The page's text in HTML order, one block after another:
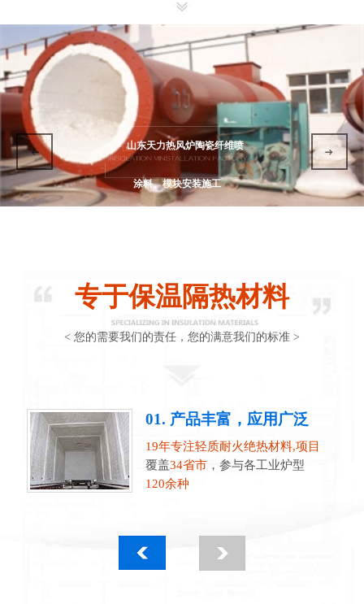
山东天力热风炉陶瓷纤维喷
涂料、模块安装施工
专于保温隔热材料
< 您的需要我们的责任，您的满意我们的标准 >
01. 产品丰富，应用广泛
19年专注轻质耐火绝热材料,项目
覆盖34省市 ，参与各工业炉型
120余种